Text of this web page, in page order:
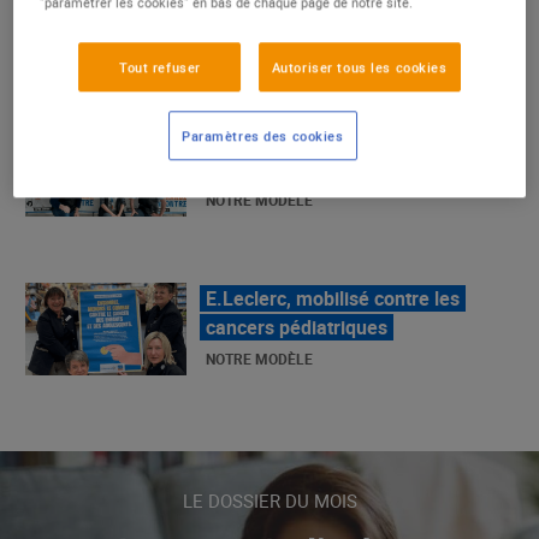
La Grande Rencontre 2024, encore
un succès
NOTRE MODÈLE
E.Leclerc, mobilisé contre les
LE MOUVEMENT E.LECLERC ET
« Repérage » - La nouvelle revue de
LE DOSSIER DU MOIS
Tout refuser Autoriser tous les cookies
Paramètres des cookies